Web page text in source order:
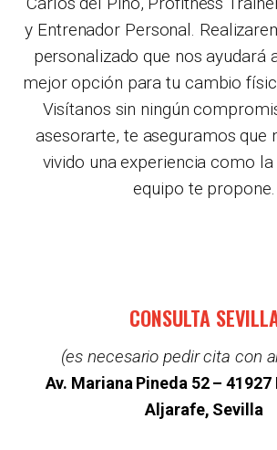
y Entrenador Personal.
personalizado que nos ayudará
mejor opción para tu cambio
Visítanos sin ningún
asesorarte, te aseguramos que
vivido una experiencia como
equipo te propone.
CONSULTA
(es necesario pedir cita con
Av. Mariana Pineda 52 –41927
Aljarafe, Sevilla